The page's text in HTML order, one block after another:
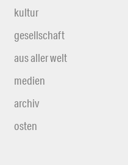
kultur
gesellschaft
aus aller welt
medien
archiv
osten